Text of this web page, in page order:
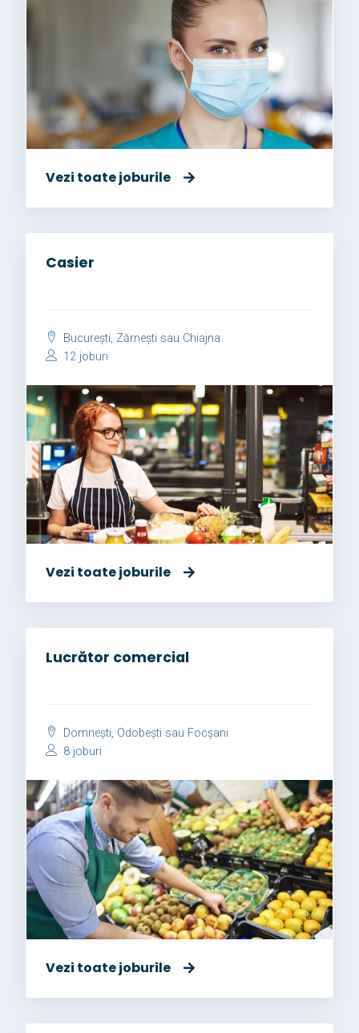
Vezi toate joburile
Casier
București, Zărnești sau Chiajna
12 joburi
Vezi toate joburile
Lucrător comercial
Domnești, Odobești sau Focșani
8 joburi
Vezi toate joburile